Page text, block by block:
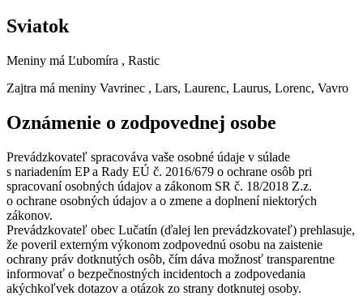
Sviatok
Meniny má Ľubomíra , Rastic
Zajtra má meniny Vavrinec , Lars, Laurenc, Laurus, Lorenc, Vavro
Oznámenie o zodpovednej osobe
Prevádzkovateľ spracováva vaše osobné údaje v súlade
s nariadením EP a Rady EÚ č. 2016/679 o ochrane osôb pri
spracovaní osobných údajov a zákonom SR č. 18/2018 Z.z.
o ochrane osobných údajov a o zmene a doplnení niektorých
zákonov.
Prevádzkovateľ obec Lučatín (ďalej len prevádzkovateľ) prehlasuje,
že poveril externým výkonom zodpovednú osobu na zaistenie
ochrany práv dotknutých osôb, čím dáva možnosť transparentne
informovať o bezpečnostných incidentoch a zodpovedania
akýchkoľvek dotazov a otázok zo strany dotknutej osoby.